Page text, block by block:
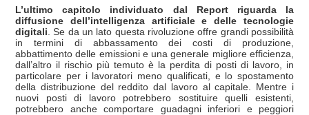
L’ultimo capitolo individuato dal Report riguarda la
diffusione dell’intelligenza artificiale e delle tecnologie
digitali. Se da un lato questa rivoluzione offre grandi possibilità
in termini di abbassamento dei costi di produzione,
abbattimento delle emissioni e una generale migliore efficienza,
dall’altro il rischio più temuto è la perdita di posti di lavoro, in
particolare per i lavoratori meno qualificati, e lo spostamento
della distribuzione del reddito dal lavoro al capitale. Mentre i
nuovi posti di lavoro potrebbero sostituire quelli esistenti,
potrebbero anche comportare guadagni inferiori e peggiori